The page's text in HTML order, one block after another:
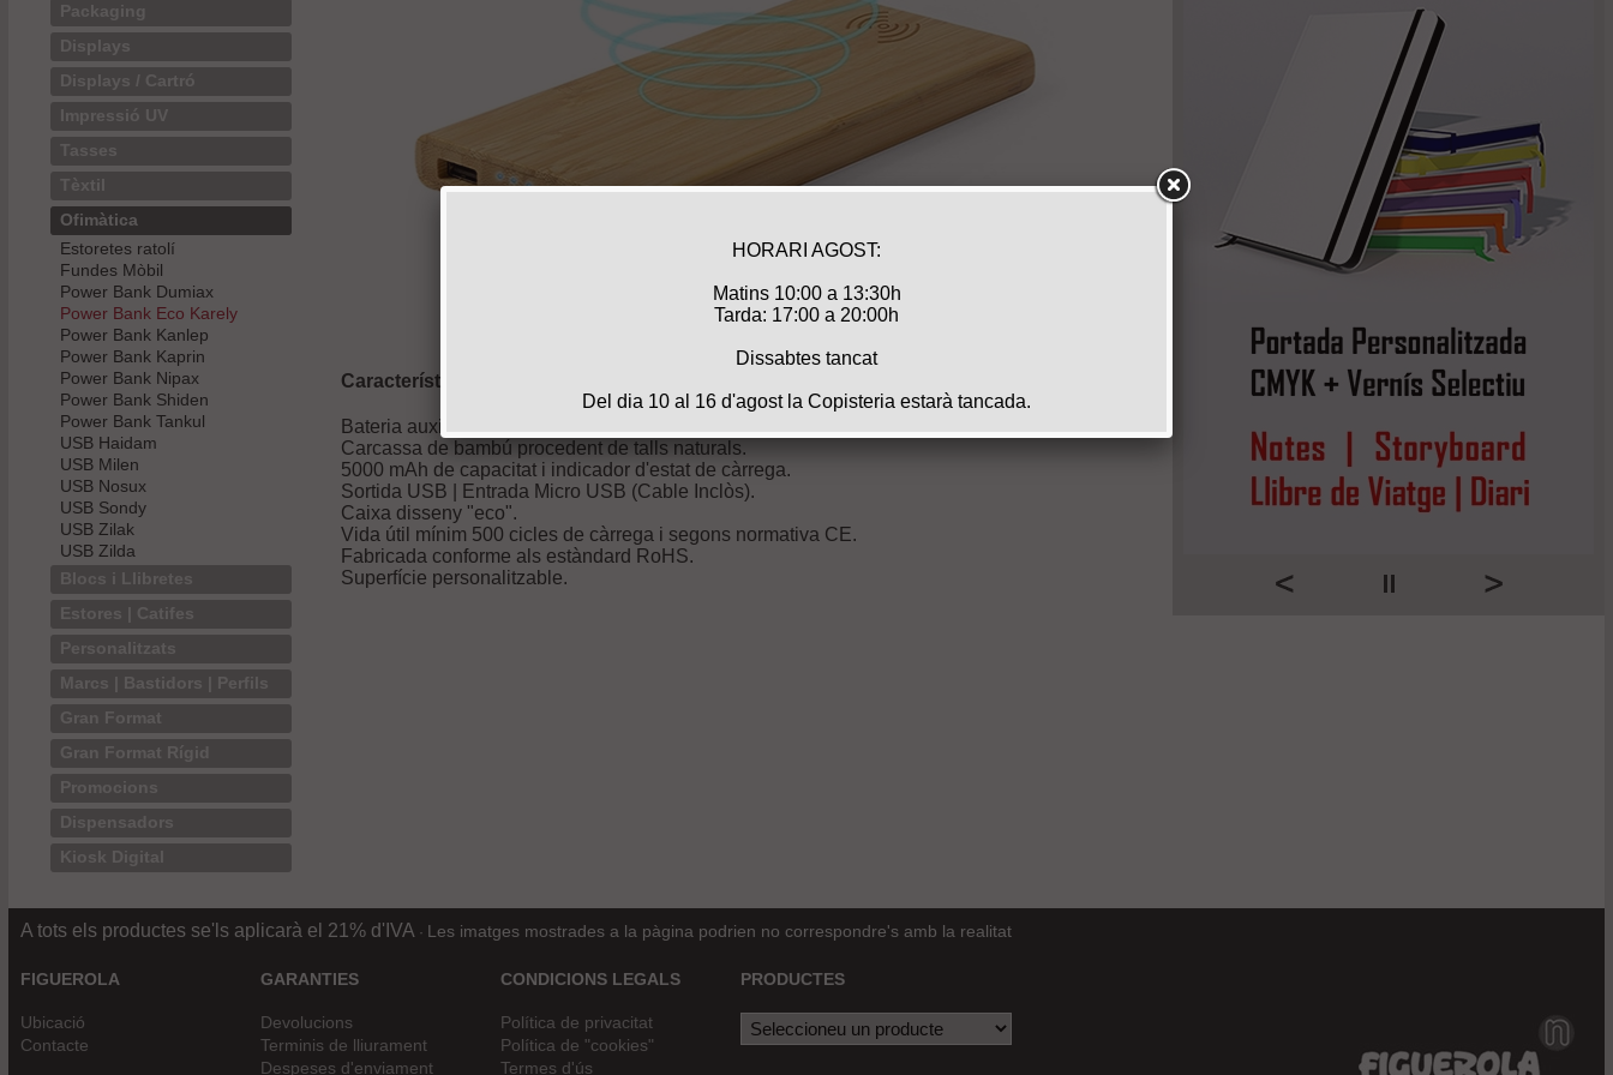
Packaging
Displays
Displays / Cartró
Impressió UV
Tasses
Tèxtil
Ofimàtica
Estoretes ratolí
Fundes Mòbil
Power Bank Dumiax
Power Bank Eco Karely
Power Bank Kanlep
Power Bank Kaprin
Power Bank Nipax
Power Bank Shiden
Power Bank Tankul
USB Haidam
USB Milen
USB Nosux
USB Sondy
USB Zilak
USB Zilda
Blocs i Llibretes
Estores | Catifes
Personalitzats
Marcs | Bastidors | Perfils
Gran Format
Gran Format Rígid
Promocions
Dispensadors
Kiosk Digital
Característiques
Bateria auxiliar externa "nature".
Carcassa de bambú procedent de talls naturals.
5000 mAh de capacitat i indicador d'estat de càrrega.
Sortida USB | Entrada Micro USB (Cable Inclòs).
Caixa disseny "eco".
Vida útil mínim 500 cicles de càrrega i segons normativa CE.
Fabricada conforme als estàndard RoHS.
Superfície personalitzable.
A tots els productes se'ls aplicarà el 21% d'IVA · Les imatges mostrades a la pàgina podrien no correspondre's amb la realitat
FIGUEROLA
Ubicació
Contacte
GARANTIES
Devolucions
Terminis de lliurament
Despeses d'enviament
CONDICIONS LEGALS
Política de privacitat
Política de "cookies"
Termes d'ús
PRODUCTES